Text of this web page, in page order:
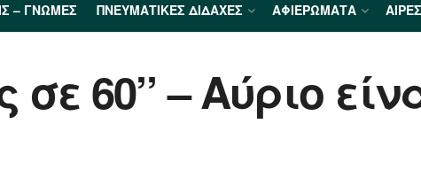
– ΓΝΏΜΕΣ ΠΝΕΥΜΑΤΙΚΈΣ ΔΙΔΑΧΈΣ ΑΦΙΕΡΏΜΑΤΑ
60’’ – Αύριο